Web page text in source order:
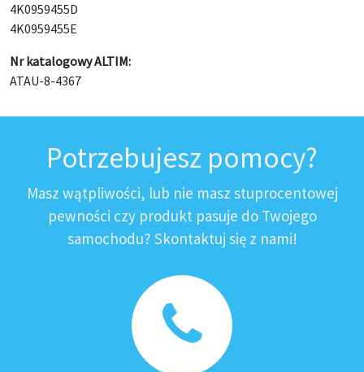
4K0959455D
4K0959455E
Nr katalogowy ALTIM:
ATAU-8-4367
Potrzebujesz pomocy?
Masz wątpliwości, lub nie masz stuprocentowej
pewności czy produkt pasuje do Twojego
samochodu? Skontaktuj się z nami!